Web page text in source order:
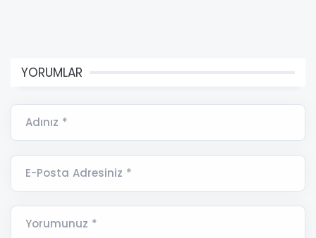
YORUMLAR
Adınız *
E-Posta Adresiniz *
Yorumunuz *